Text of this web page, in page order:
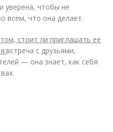
уверена, чтобы не
всем, что она делает.
стоит ли приглашать ее
встреча с друзьями,
— она знает, как себя